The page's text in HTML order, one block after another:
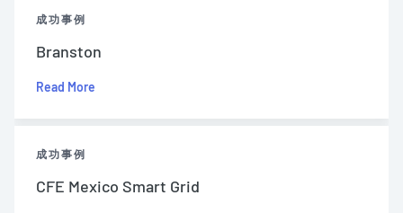
成功事例
Branston
Read More
成功事例
CFE Mexico Smart Grid